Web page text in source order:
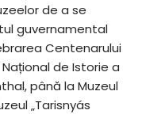
de a se
guvernamental
Centenarului
Național de Istorie a
până la Muzeul
„Tarisnyás